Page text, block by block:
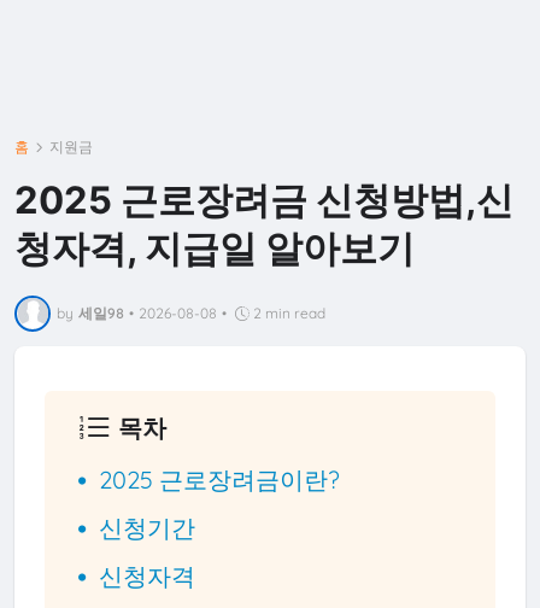
홈 지원금
2025 근로장려금 신청방법,신
청자격, 지급일 알아보기
by 세일98 • 2026-08-08 • 2 min read
목차
2025 근로장려금이란?
신청기간
신청자격